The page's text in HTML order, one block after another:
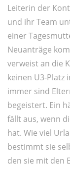
Leiterin der
und ihr Team
einer
Neuanträge
verweist an die
keinen U3-Platz
immer sind
begeistert. Ein
fällt aus, wenn
hat. Wie viel
bestimmt sie
den sie mit den